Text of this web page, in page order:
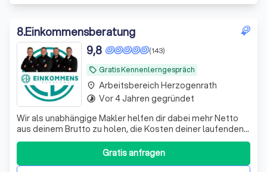
8.Einkommensberatung
local_offer Gratis Kennenlerngespräch
(143)
9,8
Wir als unabhängige Makler helfen dir dabei mehr Netto
aus deinem Brutto zu holen, die Kosten deiner laufenden
Verträge zu reduzieren und deine Rentenlücke zu
Gratis anfragen
place Arbeitsbereich Herzogenrath
timelapse Vor 4 Jahren gegründet